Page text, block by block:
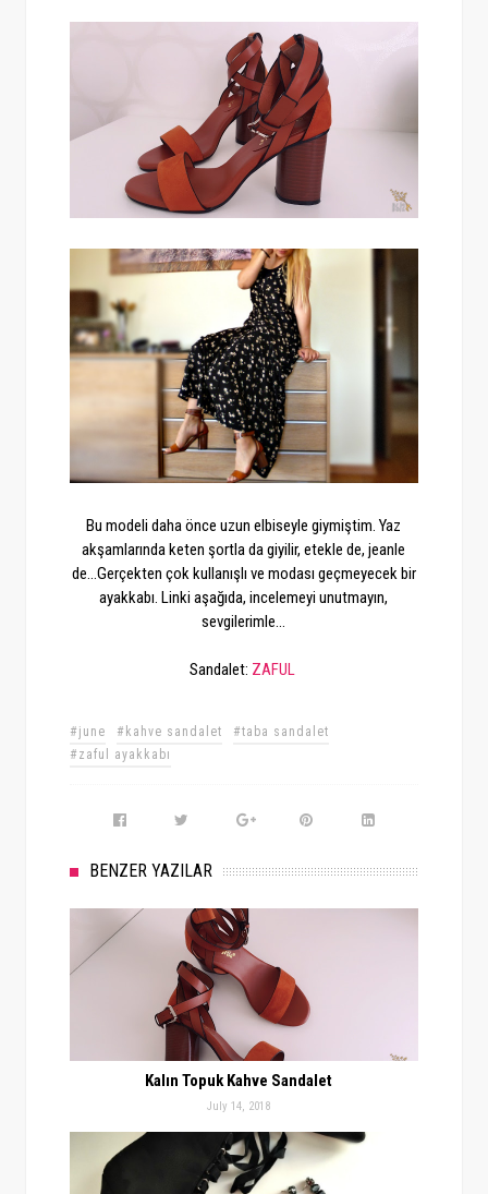
Bu modeli daha önce uzun elbiseyle giymiştim. Yaz
akşamlarında keten şortla da giyilir, etekle de, jeanle
de...Gerçekten çok kullanışlı ve modası geçmeyecek bir
ayakkabı. Linki aşağıda, incelemeyi unutmayın,
sevgilerimle...
Sandalet: ZAFUL
#june #kahve sandalet
#taba sandalet
#zaful ayakkabı
BENZER YAZILAR
Kalın Topuk Kahve Sandalet
July 14, 2018